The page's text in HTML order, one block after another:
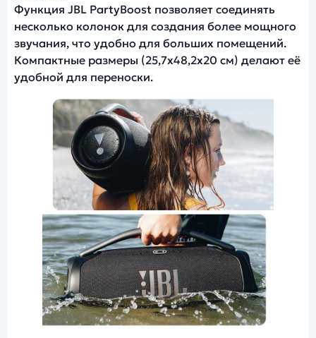
Функция JBL PartyBoost позволяет соединять
несколько колонок для создания более мощного
звучания, что удобно для больших помещений.
Компактные размеры (25,7х48,2х20 см) делают её
удобной для переноски.